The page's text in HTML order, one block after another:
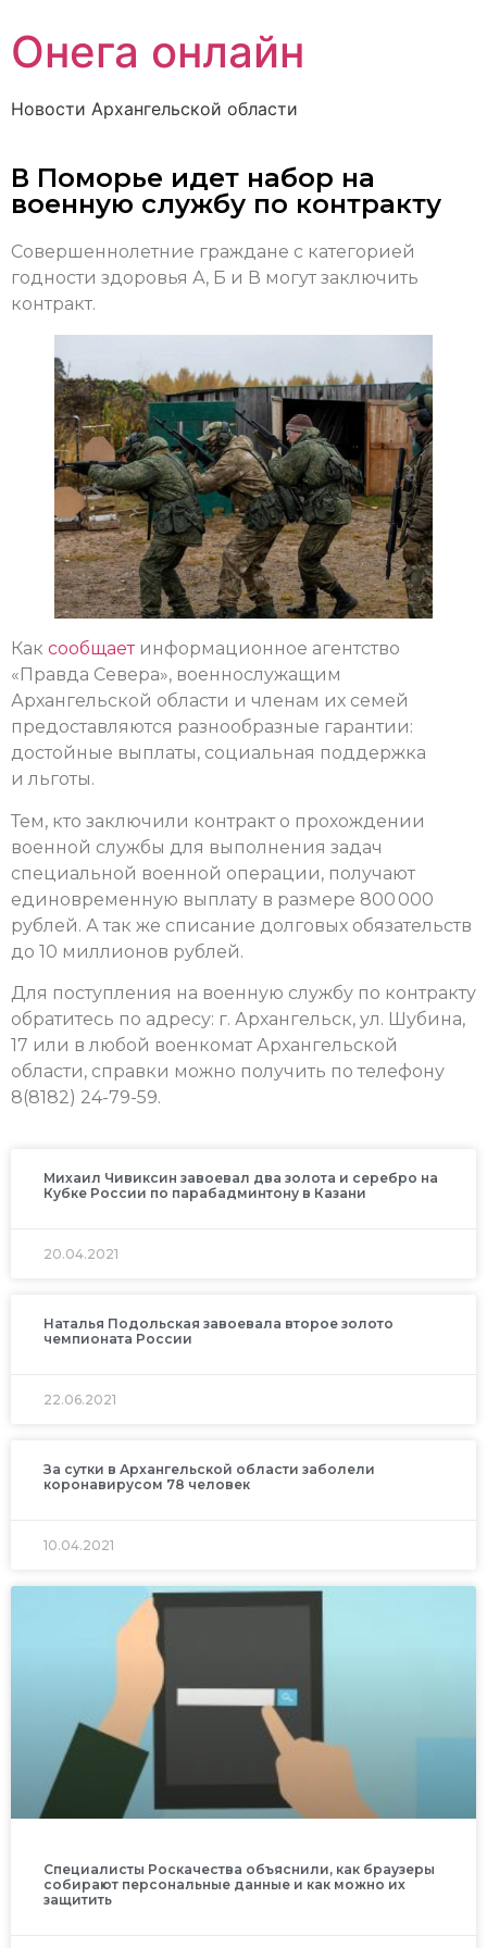
Онега онлайн
Новости Архангельской области
В Поморье идет набор на
военную службу по контракту
Совершеннолетние граждане с категорией
годности здоровья А, Б и В могут заключить
контракт.
Как сообщаетинформационное агентство
«Правда Севера», военнослужащим
Архангельской области и членам их семей
предоставляются разнообразные гарантии:
достойные выплаты, социальная поддержка
и льготы.
Тем, кто заключили контракт о прохождении
военной службы для выполнения задач
специальной военной операции, получают
единовременную выплату в размере 800 000
рублей. А так же списание долговых обязательств
до 10 миллионов рублей.
Для поступления на военную службу по контракту
обратитесь по адресу: г. Архангельск, ул. Шубина,
17 или в любой военкомат Архангельской
области, справки можно получить по телефону
8(8182) 24-79-59.
Михаил Чивиксин завоевал два золота и серебро на
Кубке России по парабадминтону в Казани
20.04.2021
Наталья Подольская завоевала второе золото
чемпионата России
22.06.2021
За сутки в Архангельской области заболели
коронавирусом 78 человек
10.04.2021
Специалисты Роскачества объяснили, как браузеры
собирают персональные данные и как можно их
защитить